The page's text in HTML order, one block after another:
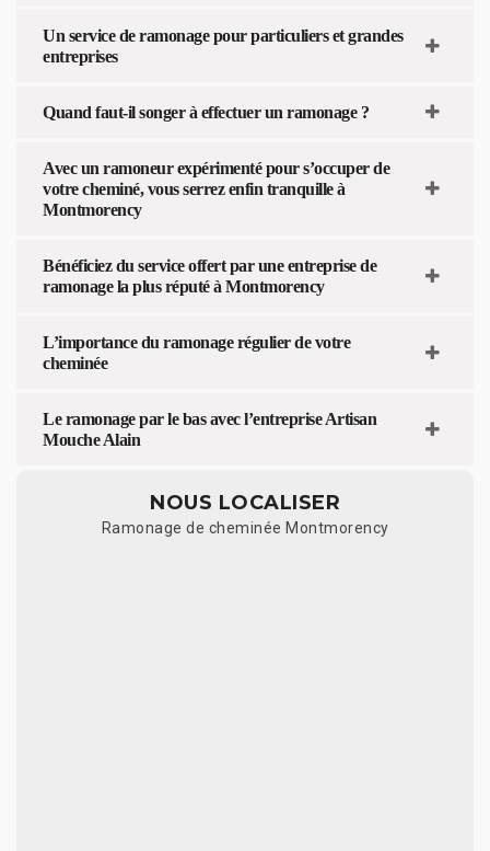
Un service de ramonage pour particuliers et grandes
entreprises
Quand faut-il songer à effectuer un ramonage ?
Avec un ramoneur expérimenté pour s’occuper de
votre cheminé, vous serrez enfin tranquille à
Montmorency
Bénéficiez du service offert par une entreprise de
ramonage la plus réputé à Montmorency
L’importance du ramonage régulier de votre
cheminée
Le ramonage par le bas avec l’entreprise Artisan
Mouche Alain
NOUS LOCALISER
Ramonage de cheminée Montmorency